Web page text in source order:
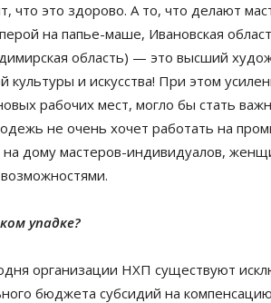
что это здорово. А то, что делают
на папье-маше, Ивановская
область) — это высший
культуры и искусства! При этом
рабочих мест, могло бы стать
не очень хочет работать на
дому мастеров-индивидуалов,
упадке?
организации НХП существуют
бюджета субсидий на компенсацию